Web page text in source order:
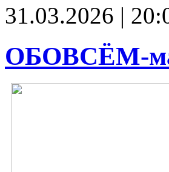
31.03.2026 |
ОБОВСЁМ-